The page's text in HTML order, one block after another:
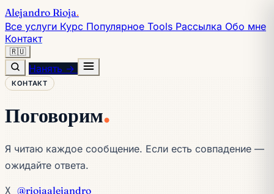
Alejandro Rioja.
Все услуги Курс Популярное Tools Рассылка Обо мне
Контакт
🇷🇺
Нанять →
КОНТАКТ
Поговорим.
Я читаю каждое сообщение. Если есть совпадение —
ожидайте ответа.
X @riojaalejandro